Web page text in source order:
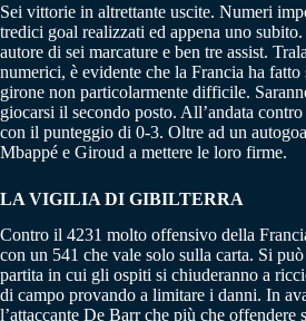
Sei vittorie in altrettante uscite. Numeri
tredici goal realizzati ed appena uno
autore di sei marcature e ben tre assist.
numerici, è evidente che la Francia ha
girone non particolarmente difficile.
giocarsi il secondo posto. All’andata
con il punteggio di 0-3. Oltre ad un
Mbappé e Giroud a mettere le loro firme.
LA VIGILIA DI GIBILTERRA
Contro il 4231 molto offensivo della
con un 541 che vale solo sulla carta. Si
partita in cui gli ospiti si chiuderanno a
di campo provando a limitare i danni. In
l’attaccante De Barr che più che offendere